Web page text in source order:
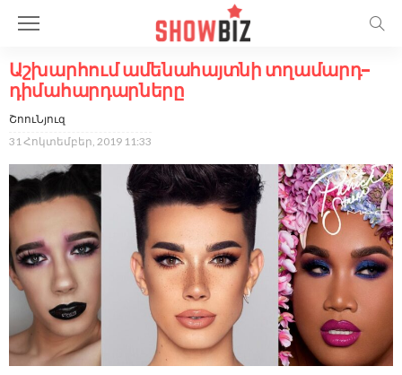
Աշխարհում ամենահայտնի տղամարդ-
դիմահարդարները
ՇոուՆյուզ
31 Հոկտեմբեր, 2019 11:33